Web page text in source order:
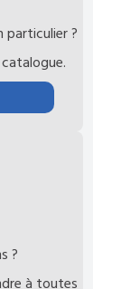
particulier ?
?
à toutes